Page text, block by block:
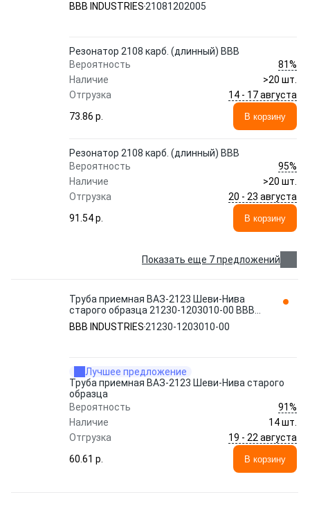
BBB INDUSTRIES 21081202005
Резонатор 2108 карб. (длинный) ВВВ
Вероятность
81%
Наличие
>20 шт.
Отгрузка
14 - 17 августа
73.86 p.
В корзину
Резонатор 2108 карб. (длинный) ВВВ
Вероятность
95%
Наличие
>20 шт.
Отгрузка
20 - 23 августа
91.54 p.
В корзину
Показать еще 7 предложений
Труба приемная ВАЗ-2123 Шеви-Нива
старого образца 21230-1203010-00 BBB
INDUSTRIES
BBB INDUSTRIES 21230-1203010-00
Лучшее предложение
Труба приемная ВАЗ-2123 Шеви-Нива старого
образца
Вероятность
91%
Наличие
14 шт.
Отгрузка
19 - 22 августа
60.61 p.
В корзину